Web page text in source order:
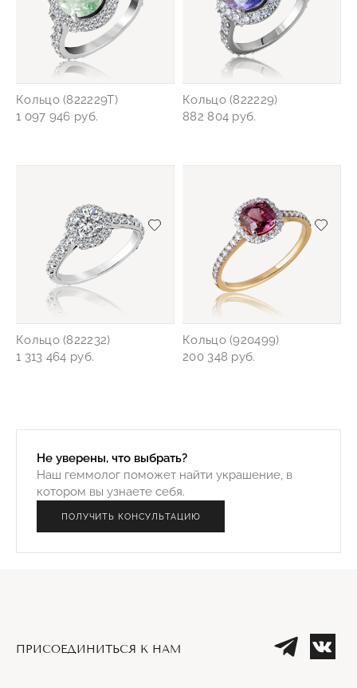
Кольцо (822229Т)
1 097 946 руб.
Кольцо (822229)
882 804 руб.
Добавить/удалить из избранного
Кольцо (822232)
1 313 464 руб.
Кольцо (920499)
200 348 руб.
Не уверены, что выбрать?
Наш геммолог поможет найти украшение, в
котором вы узнаете себя.
ПОЛУЧИТЬ КОНСУЛЬТАЦИЮ
ПРИСОЕДИНИТЬСЯ К НАМ Телеграм
Вк